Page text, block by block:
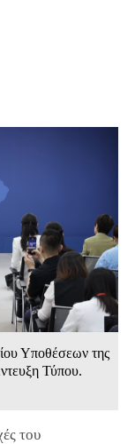
Υποθέσεων της
Τύπου.
του